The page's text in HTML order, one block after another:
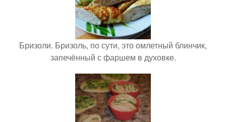
Бризоли. Бризоль, по сути, это омлетный блинчик,
запечённый с фаршем в духовке.